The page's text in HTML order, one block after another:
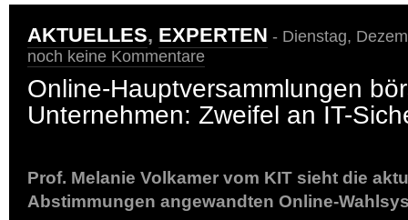
AKTUELLES, EXPERTEN - Dienstag,
noch keine Kommentare
Online-Hauptversammlungen
Unternehmen: Zweifel an IT-
Prof. Melanie Volkamer vom KIT sieht die
Abstimmungen angewandten Online-